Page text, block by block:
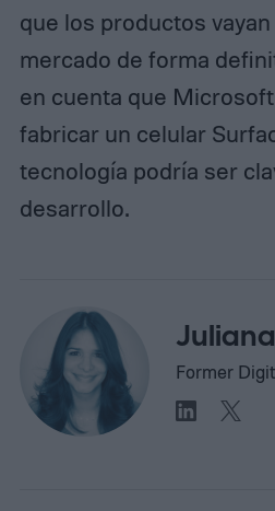
que los productos
mercado de forma
en cuenta que
fabricar un celular
tecnología podría ser
desarrollo.
Former